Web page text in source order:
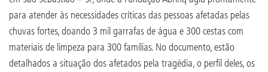
para atender às necessidades críticas das pessoas afetadas pelas
chuvas fortes, doando 3 mil garrafas de água e 300 cestas com
materiais de limpeza para 300 famílias. No documento, estão
detalhados a situação dos afetados pela tragédia, o perfil deles, os